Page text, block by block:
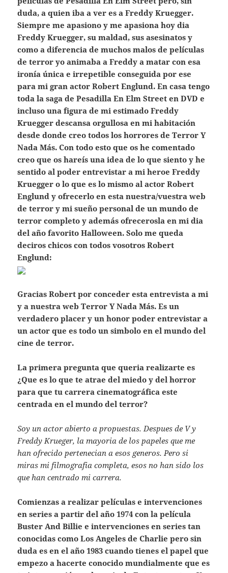
duda, a quien iba a ver es a Freddy Kruegger.
Siempre me apasiono y me apasiona hoy dia
Freddy Kruegger, su maldad, sus asesinatos y
como a diferencia de muchos malos de películas
de terror yo animaba a Freddy a matar con esa
ironía única e irrepetible conseguida por ese
para mi gran actor Robert Englund. En casa tengo
toda la saga de Pesadilla En Elm Street en DVD e
incluso una figura de mi estimado Freddy
Kruegger descansa orgullosa en mi habitación
desde donde creo todos los horrores de Terror Y
Nada Más. Con todo esto que os he comentado
creo que os hareís una idea de lo que siento y he
sentido al poder entrevistar a mi heroe Freddy
Kruegger o lo que es lo mismo al actor Robert
Englund y ofrecerlo en esta nuestra/vuestra web
de terror y mi sueño personal de un mundo de
terror completo y además ofrecerosla en mi dia
del año favorito Halloween. Solo me queda
deciros chicos con todos vosotros Robert
Englund:
Gracias Robert por conceder esta entrevista a mi
y a nuestra web Terror Y Nada Más. Es un
verdadero placer y un honor poder entrevistar a
un actor que es todo un simbolo en el mundo del
cine de terror.
La primera pregunta que queria realizarte es
¿Que es lo que te atrae del miedo y del horror
para que tu carrera cinematográfica este
centrada en el mundo del terror?
Soy un actor abierto a propuestas. Despues de V y
Freddy Krueger, la mayoria de los papeles que me
han ofrecido pertenecian a esos generos. Pero si
miras mi filmografia completa, esos no han sido los
que han centrado mi carrera.
Comienzas a realizar películas e intervenciones
en series a partir del año 1974 con la película
Buster And Billie e intervenciones en series tan
conocidas como Los Angeles de Charlie pero sin
duda es en el año 1983 cuando tienes el papel que
empezo a hacerte conocido mundialmente que es